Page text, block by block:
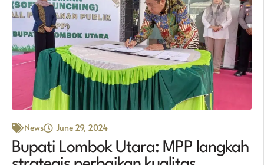
News June 29, 2024
Bupati Lombok Utara: MPP langkah